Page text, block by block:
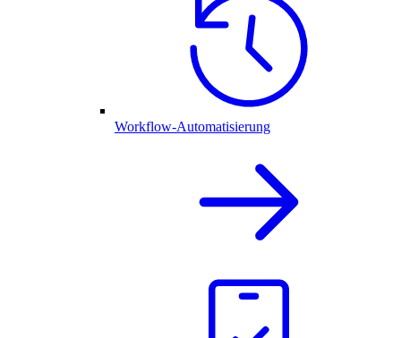
Workflow-Automatisierung